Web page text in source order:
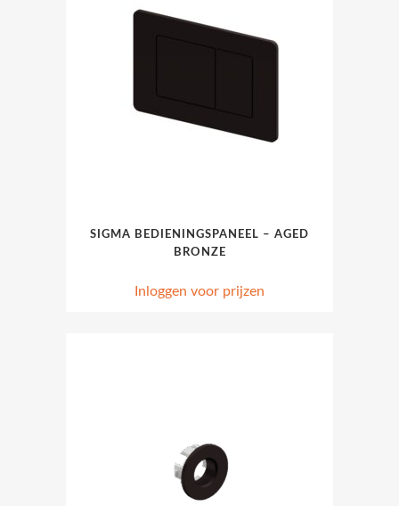
SIGMA BEDIENINGSPANEEL – AGED
BRONZE
Inloggen voor prijzen